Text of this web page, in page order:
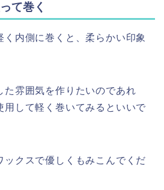
て巻く
く内側に巻くと、柔らかい印象
た雰囲気を作りたいのであれ
用して軽く巻いてみるといいで
ックスで優しくもみこんでくだ